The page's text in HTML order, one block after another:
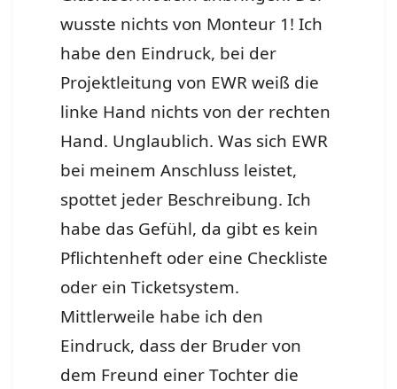
wusste nichts von Monteur 1! Ich
habe den Eindruck, bei der
Projektleitung von EWR weiß die
linke Hand nichts von der rechten
Hand. Unglaublich. Was sich EWR
bei meinem Anschluss leistet,
spottet jeder Beschreibung. Ich
habe das Gefühl, da gibt es kein
Pflichtenheft oder eine Checkliste
oder ein Ticketsystem.
Mittlerweile habe ich den
Eindruck, dass der Bruder von
dem Freund einer Tochter die